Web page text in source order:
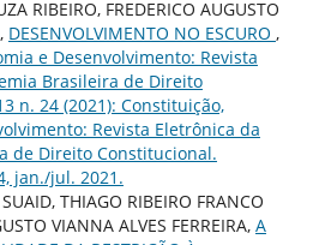
RIBEIRO, FREDERICO AUGUSTO
DESENVOLVIMENTO NO ESCURO ,
e Desenvolvimento: Revista
Brasileira de Direito
n. 24 (2021): Constituição,
Revista Eletrônica da
de Direito Constitucional.
jan./jul. 2021.
THIAGO RIBEIRO FRANCO
VIANNA ALVES FERREIRA, A